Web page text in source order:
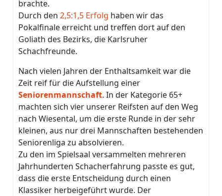
brachte.
Durch den2,5:1,5 Erfolg haben wir das
Pokalfinale erreicht und treffen dort auf den
Goliath des Bezirks, die Karlsruher
Schachfreunde.
Nach vielen Jahren der Enthaltsamkeit war die
Zeit reif für die Aufstellung einer
Seniorenmannschaft. In der Kategorie 65+
machten sich vier unserer Reifsten auf den Weg
nach Wiesental, um die erste Runde in der sehr
kleinen, aus nur drei Mannschaften bestehenden
Seniorenliga zu absolvieren.
Zu den im Spielsaal versammelten mehreren
Jahrhunderten Schacherfahrung passte es gut,
dass die erste Entscheidung durch einen
Klassiker herbeigeführt wurde. Der